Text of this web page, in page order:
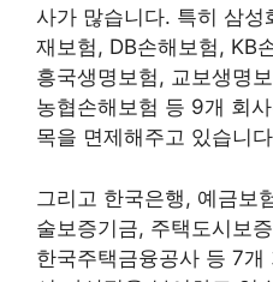
사가 많습니다. 특히 삼
재보험, DB손해보험, KB
흥국생명보험, 교보생명
농협손해보험 등 9개 회
목을 면제해주고 있습니
그리고 한국은행, 예금보
술보증기금, 주택도시보
한국주택금융공사 등 7개